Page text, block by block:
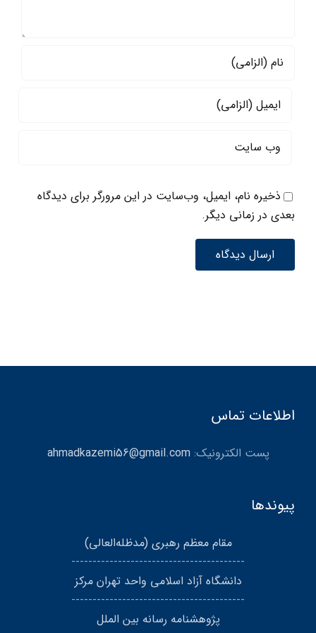
ذخیره نام، ایمیل، وب‌سایت در این مرورگر برای دیدگاه
بعدی در زمانی دیگر.
اطلاعات تماس
پست الکترونیک:ahmadkazemi56@gmail.com
پیوندها
مقام معظم رهبری (مد‌ظله‌العالی)
-----------------------------------------
دانشگاه آزاد اسلامی واحد تهران مرکز
-----------------------------------------
پژوهشنامه رسانه بین الملل